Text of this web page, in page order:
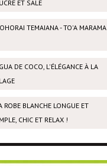
ET SALÉ
TEMAIANA - TO'A MARAMA
DE COCO, L'ÉLÉGANCE À LA
ROBE BLANCHE LONGUE ET
CHIC ET RELAX !